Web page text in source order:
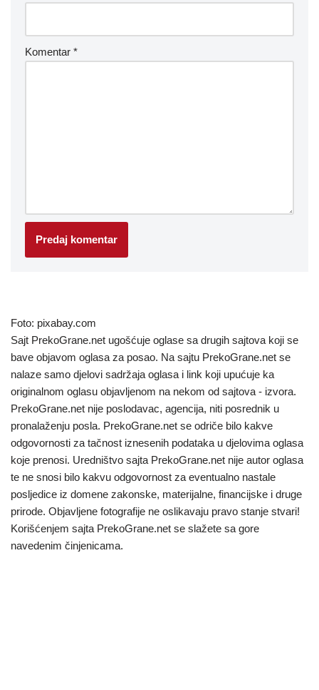
Komentar *
Foto: pixabay.com
Sajt PrekoGrane.net ugošćuje oglase sa drugih sajtova koji se
bave objavom oglasa za posao. Na sajtu PrekoGrane.net se
nalaze samo djelovi sadržaja oglasa i link koji upućuje ka
originalnom oglasu objavljenom na nekom od sajtova - izvora.
PrekoGrane.net nije poslodavac, agencija, niti posrednik u
pronalaženju posla. PrekoGrane.net se odriče bilo kakve
odgovornosti za tačnost iznesenih podataka u djelovima oglasa
koje prenosi. Uredništvo sajta PrekoGrane.net nije autor oglasa
te ne snosi bilo kakvu odgovornost za eventualno nastale
posljedice iz domene zakonske, materijalne, financijske i druge
prirode. Objavljene fotografije ne oslikavaju pravo stanje stvari!
Korišćenjem sajta PrekoGrane.net se slažete sa gore
navedenim činjenicama.